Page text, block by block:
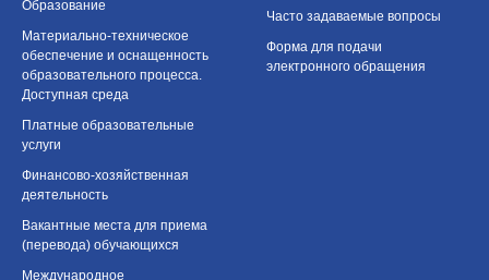
Образование
Материально-техническое
обеспечение и оснащенность
образовательного процесса.
Доступная среда
Платные образовательные
услуги
Финансово-хозяйственная
деятельность
Вакантные места для приема
(перевода) обучающихся
Международное
Часто задаваемые вопросы
Форма для подачи
электронного обращения